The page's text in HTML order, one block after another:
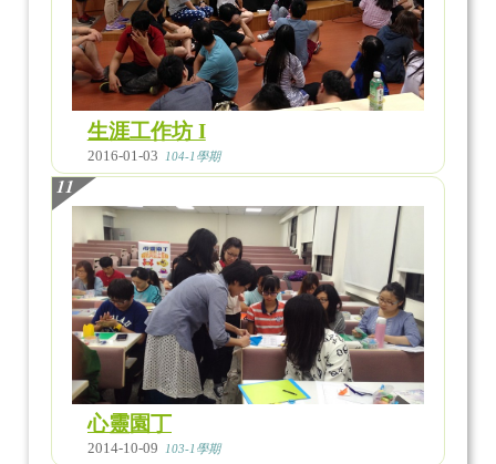
生涯工作坊 I
2016-01-03 104-1學期
11
心靈園丁
2014-10-09 103-1學期